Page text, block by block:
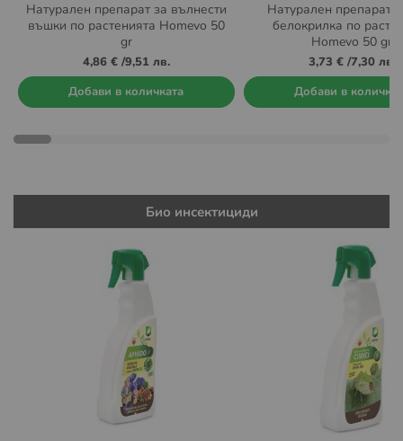
Натурален препарат за вълнести
въшки по растенията Homevo 50
gr
4,86 €/9,51 лв.
Добави в количката
Натурален препарат
белокрилка по
Homevo 50 gr
3,73 €/7,30 лв.
Добави в
Био инсектициди